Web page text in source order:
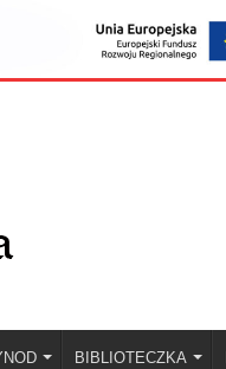
BIBLIOTECZKA